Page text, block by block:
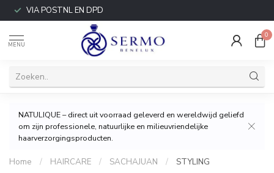
VIA POSTNL EN DPD
MENU
0
NATULIQUE – direct uit voorraad geleverd en wereldwijd geliefd
om zijn professionele, natuurlijke en milieuvriendelijke
haarverzorgingsproducten.
Home / HAIRCARE / SACHAJUAN / STYLING